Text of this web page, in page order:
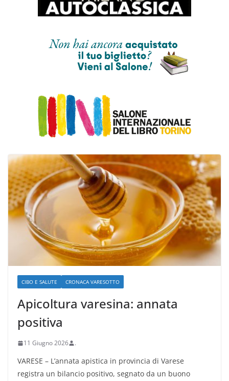
CIBO E SALUTE CRONACA VARESOTTO
Apicoltura varesina: annata
positiva
11 Giugno 2026 .
VARESE – L’annata apistica in provincia di Varese
registra un bilancio positivo, segnato da un buono